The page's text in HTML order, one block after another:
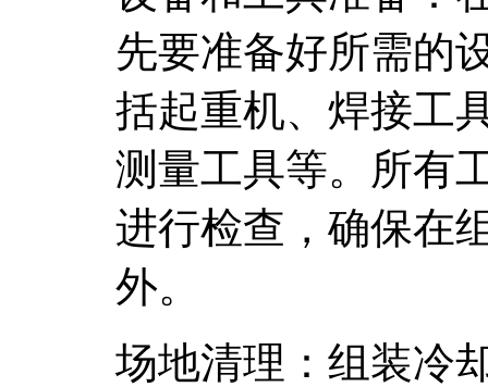
先要准备好所需的
括起重机、焊接工
测量工具等。所有
进行检查，确保在
外。
场地清理：组装冷